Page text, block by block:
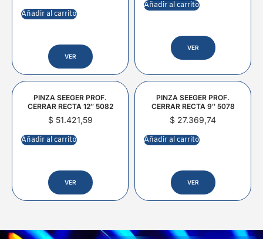
Añadir al carrito
VER
Añadir al carrito
VER
PINZA SEEGER PROF.
CERRAR RECTA 12″ 5082
$51.421,59
Añadir al carrito
VER
PINZA SEEGER PROF.
CERRAR RECTA 9″ 5078
$ 27.369,74
Añadir al carrito
VER